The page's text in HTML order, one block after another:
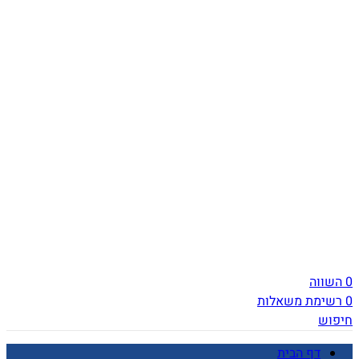
0השווה
0רשימת משאלות
חיפוש
דף הבית